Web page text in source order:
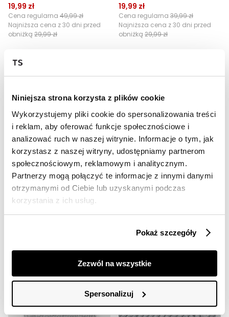
Niniejsza strona korzysta z plików cookie
Wykorzystujemy pliki cookie do spersonalizowania treści
i reklam, aby oferować funkcje społecznościowe i
analizować ruch w naszej witrynie. Informacje o tym, jak
korzystasz z naszej witryny, udostępniamy partnerom
społecznościowym, reklamowym i analitycznym.
Partnerzy mogą połączyć te informacje z innymi danymi
otrzymanymi od Ciebie lub uzyskanymi podczas
korzystania z ich usług.
Pokaż szczegóły
Zezwól na wszystkie
Spersonalizuj
19,99 zł
Cena regularna 49,99 zł
Najniższa cena z 30 dni przed
obniżką 29,99 zł
19,99 zł
Cena regularna 39,99 zł
Najniższa cena z 30 dni przed
obniżką 29,99 zł
SALE
NOC20
Czapka w malinowym kolorze
29,99 zł
Cena regularna39,99 zł
SALE
NOC20
Cena regularna39,99 zł
obniżką29,99 zł